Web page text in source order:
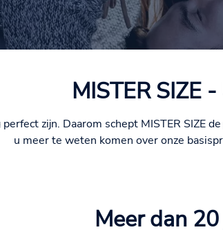
MISTER SIZE
perfect zijn. Daarom schept MISTER
u meer te weten komen over onze
Meer dan